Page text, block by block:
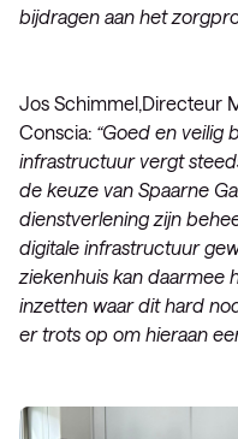
bijdragen aan het
Jos Schimmel,Directeur
Conscia: “Goed en veilig
infrastructuur vergt
de keuze van Spaarne
dienstverlening zijn
digitale infrastructuur
ziekenhuis kan daarmee
inzetten waar dit hard
er trots op om hieraan